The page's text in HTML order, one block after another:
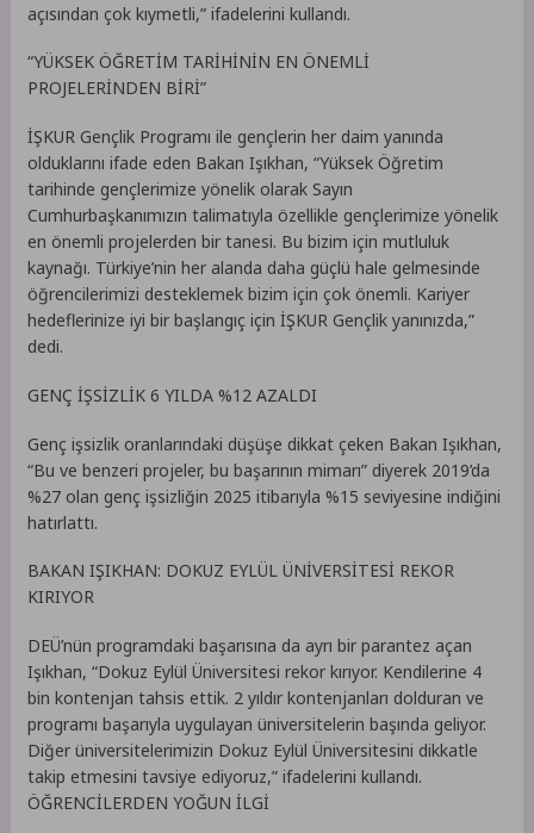
açısından çok kıymetli,” ifadelerini kullandı.
“YÜKSEK ÖĞRETİM TARİHİNİN EN ÖNEMLİ
PROJELERİNDEN BİRİ”
İŞKUR Gençlik Programı ile gençlerin her daim yanında
olduklarını ifade eden Bakan Işıkhan, “Yüksek Öğretim
tarihinde gençlerimize yönelik olarak Sayın
Cumhurbaşkanımızın talimatıyla özellikle gençlerimize yönelik
en önemli projelerden bir tanesi. Bu bizim için mutluluk
kaynağı. Türkiye’nin her alanda daha güçlü hale gelmesinde
öğrencilerimizi desteklemek bizim için çok önemli. Kariyer
hedeflerinize iyi bir başlangıç için İŞKUR Gençlik yanınızda,”
dedi.
GENÇ İŞSİZLİK 6 YILDA %12 AZALDI
Genç işsizlik oranlarındaki düşüşe dikkat çeken Bakan Işıkhan,
“Bu ve benzeri projeler, bu başarının mimarı” diyerek 2019’da
%27 olan genç işsizliğin 2025 itibarıyla %15 seviyesine indiğini
hatırlattı.
BAKAN IŞIKHAN: DOKUZ EYLÜL ÜNİVERSİTESİ REKOR
KIRIYOR
DEÜ’nün programdaki başarısına da ayrı bir parantez açan
Işıkhan, “Dokuz Eylül Üniversitesi rekor kırıyor. Kendilerine 4
bin kontenjan tahsis ettik. 2 yıldır kontenjanları dolduran ve
programı başarıyla uygulayan üniversitelerin başında geliyor.
Diğer üniversitelerimizin Dokuz Eylül Üniversitesini dikkatle
takip etmesini tavsiye ediyoruz,” ifadelerini kullandı.
ÖĞRENCİLERDEN YOĞUN İLGİ